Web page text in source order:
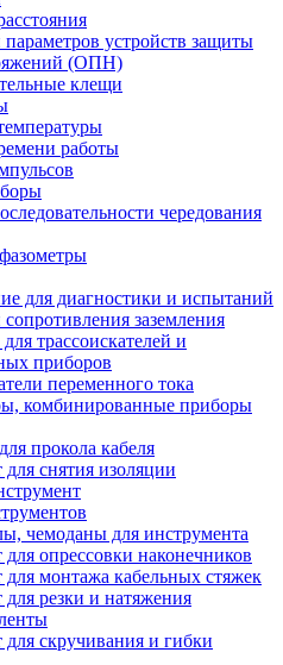
устройств защиты
(ОПН)
клещи
работы
чередования
для диагностики и испытаний
заземления
трассоискателей и
приборов
переменного тока
комбинированные приборы
прокола кабеля
снятия изоляции
чемоданы для инструмента
опрессовки наконечников
монтажа кабельных стяжек
резки и натяжения
скручивания и гибки